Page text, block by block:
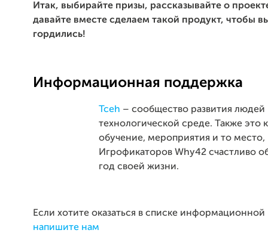
Итак, выбирайте призы, рассказывайте о
давайте вместе сделаем такой продукт, чтобы
гордились!
Информационная поддержка
Tceh – сообщество развития людей
технологической среде. Также это
обучение, мероприятия и то место,
Игрофикаторов Why42 счастливо
год своей жизни.
Если хотите оказаться в списке
напишите нам